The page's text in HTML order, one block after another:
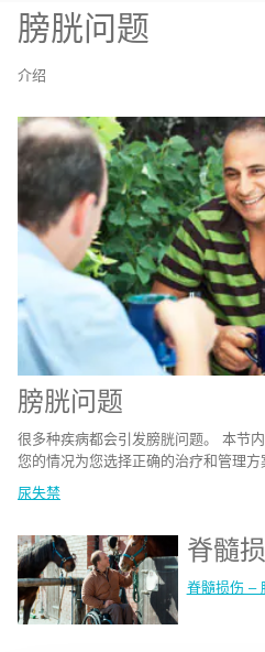
膀胱问题
介绍
膀胱问题
很多种疾病都会引发膀胱问题。 本节
您的情况为您选择正确的治疗和管理方
尿失禁
脊髓
脊髓损伤 –